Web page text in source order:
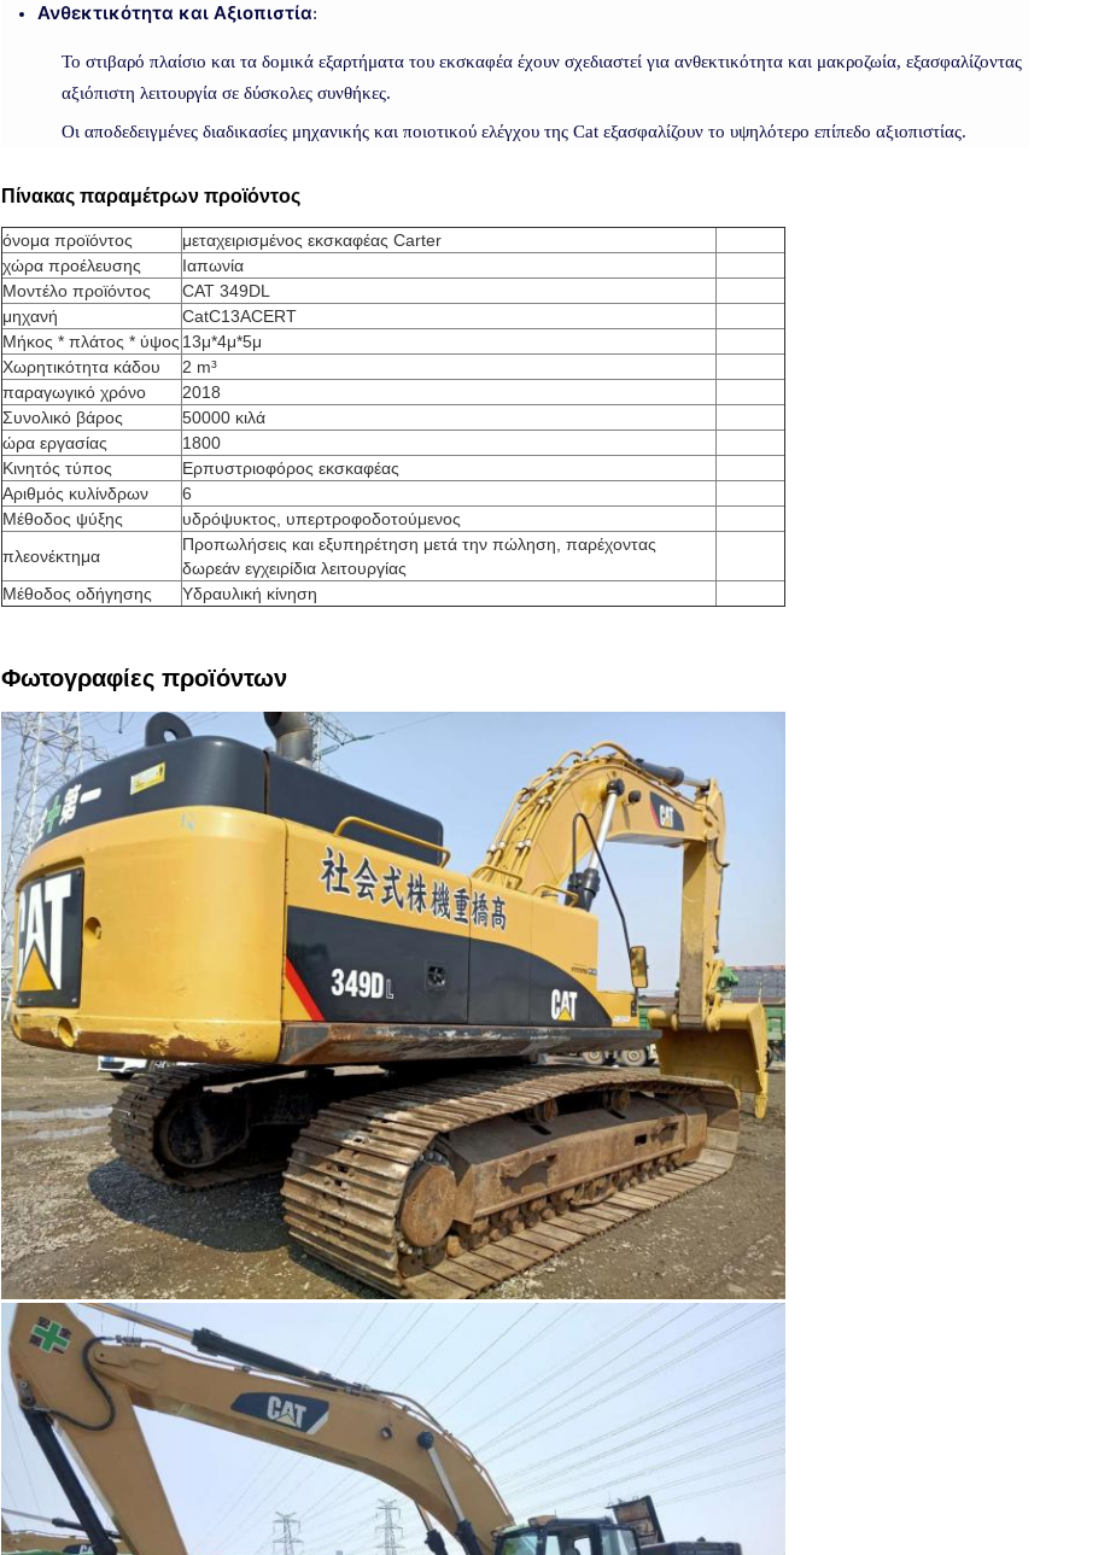
Ανθεκτικότητα και Αξιοπιστία:
Το στιβαρό πλαίσιο και τα δομικά εξαρτήματα του εκσκαφέα έχουν σχεδιαστεί για ανθεκτικότητα και μακροζωία, εξασφαλίζοντας
αξιόπιστη λειτουργία σε δύσκολες συνθήκες.
Οι αποδεδειγμένες διαδικασίες μηχανικής και ποιοτικού ελέγχου της Cat εξασφαλίζουν το υψηλότερο επίπεδο αξιοπιστίας.
Πίνακας παραμέτρων προϊόντος
όνομα προϊόντος
μεταχειρισμένος εκσκαφέας Carter
χώρα προέλευσης
Ιαπωνία
Μοντέλο προϊόντος
CAT 349DL
μηχανή
CatC13ACERT
Μήκος * πλάτος * ύψος 13μ*4μ*5μ
Χωρητικότητα κάδου
2 m³
παραγωγικό χρόνο
2018
Συνολικό βάρος
50000 κιλά
ώρα εργασίας
1800
Κινητός τύπος
Ερπυστριοφόρος εκσκαφέας
Αριθμός κυλίνδρων
6
Μέθοδος ψύξης
υδρόψυκτος, υπερτροφοδοτούμενος
πλεονέκτημα
Προπωλήσεις και εξυπηρέτηση μετά την πώληση, παρέχοντας
δωρεάν εγχειρίδια λειτουργίας
Μέθοδος οδήγησης
Υδραυλική κίνηση
Φωτογραφίες προϊόντων